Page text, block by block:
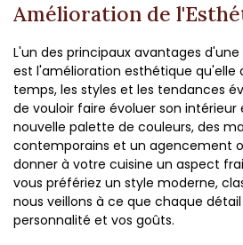
Amélioration de
L'un des principaux avantages
est l'amélioration esthétique qu'elle
temps, les styles et les tendances
de vouloir faire évoluer son intérieur
nouvelle palette de couleurs, des
contemporains et un agencement
donner à votre cuisine un aspect
vous préfériez un style moderne,
nous veillons à ce que chaque
personnalité et vos goûts.